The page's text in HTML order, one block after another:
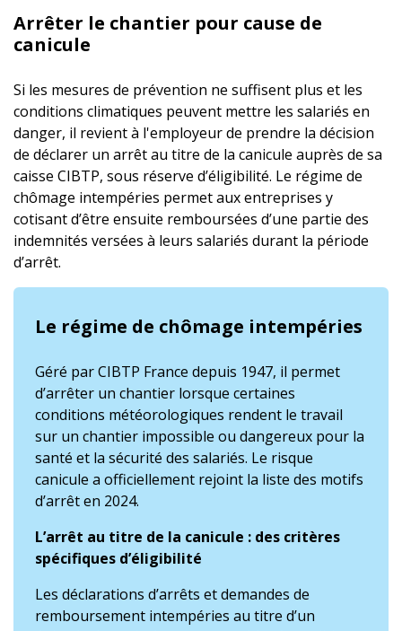
Arrêter le chantier pour cause de
canicule
Si les mesures de prévention ne suffisent plus et les
conditions climatiques peuvent mettre les salariés en
danger, il revient à l'employeur de prendre la décision
de déclarer un arrêt au titre de la canicule auprès de sa
caisse CIBTP, sous réserve d’éligibilité. Le régime de
chômage intempéries permet aux entreprises y
cotisant d’être ensuite remboursées d’une partie des
indemnités versées à leurs salariés durant la période
d’arrêt.
Le régime de chômage intempéries
Géré par CIBTP France depuis 1947, il permet
d’arrêter un chantier lorsque certaines
conditions météorologiques rendent le travail
sur un chantier impossible ou dangereux pour la
santé et la sécurité des salariés. Le risque
canicule a officiellement rejoint la liste des motifs
d’arrêt en 2024.
L’arrêt au titre de la canicule : des critères
spécifiques d’éligibilité
Les déclarations d’arrêts et demandes de
remboursement intempéries au titre d’un